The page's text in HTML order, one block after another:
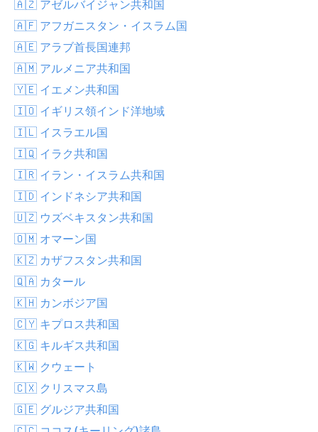
🇦🇿 アゼルバイジャン共和国
🇦🇫 アフガニスタン・イスラム国
🇦🇪 アラブ首長国連邦
🇦🇲 アルメニア共和国
🇾🇪 イエメン共和国
🇮🇴 イギリス領インド洋地域
🇮🇱 イスラエル国
🇮🇶 イラク共和国
🇮🇷 イラン・イスラム共和国
🇮🇩 インドネシア共和国
🇺🇿 ウズベキスタン共和国
🇴🇲 オマーン国
🇰🇿 カザフスタン共和国
🇶🇦 カタール
🇰🇭 カンボジア国
🇨🇾 キプロス共和国
🇰🇬 キルギス共和国
🇰🇼 クウェート
🇨🇽 クリスマス島
🇬🇪 グルジア共和国